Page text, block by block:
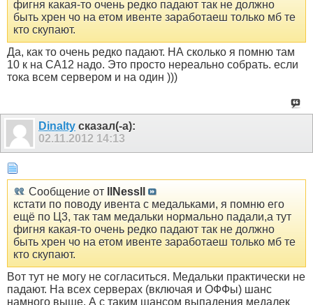
фигня какая-то очень редко падают так не должно
быть хрен чо на етом ивенте заработаеш только мб те
кто скупают.
Да, как то очень редко падают. НА сколько я помню там
10 к на СА12 надо. Это просто нереально собрать. если
тока всем сервером и на один )))
Dinalty сказал(-а):
02.11.2012 14:13
Сообщение от
llNessll
кстати по поводу ивента с медальками, я помню его
ещё по Ц3, так там медальки нормально падали,а тут
фигня какая-то очень редко падают так не должно
быть хрен чо на етом ивенте заработаеш только мб те
кто скупают.
Вот тут не могу не согласиться. Медальки практически не
падают. На всех серверах (включая и ОФФы) шанс
намного выше. А с таким шансом выпадения медалек